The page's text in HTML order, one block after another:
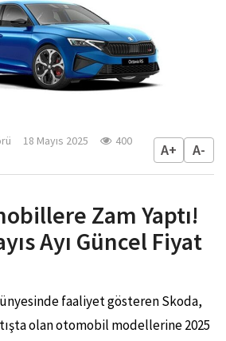
18 Mayıs 2025
400
A+ A-
Zam Yaptı!
Ayı Güncel Fiyat
faaliyet gösteren Skoda,
olan otomobil modellerine 2025